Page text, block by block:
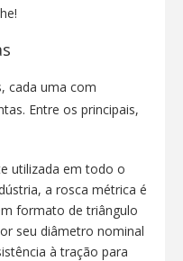
cada uma com
Entre os principais,
utilizada em todo o
a rosca métrica é
formato de triângulo
seu diâmetro nominal
à tração para